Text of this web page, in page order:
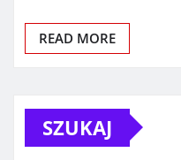
READ MORE
SZUKAJ